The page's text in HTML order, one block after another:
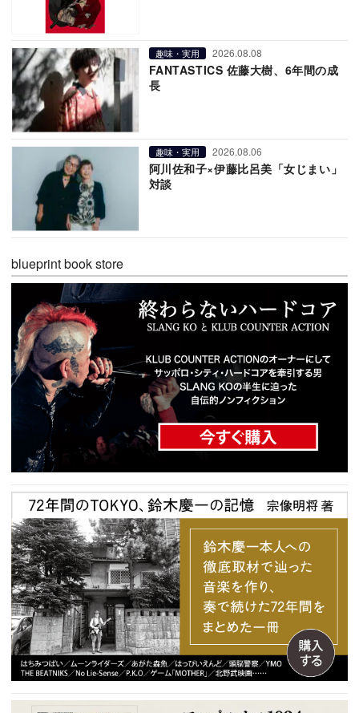
趣味・実用 2026.08.08
FANTASTICS 佐藤大樹、6年間の成
長
趣味・実用 2026.08.06
阿川佐和子×伊藤比呂美「女じまい」
対談
blueprint book store